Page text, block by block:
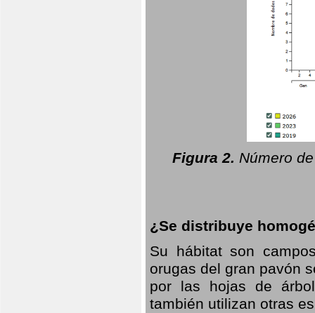
Figura 2. Número
¿Se distribuye
Su hábitat son
orugas del gran pavón
por las hojas de
también utilizan otras